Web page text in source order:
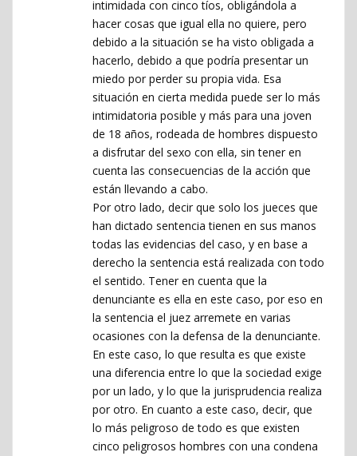
intimidada con cinco tíos, obligándola a
hacer cosas que igual ella no quiere, pero
debido a la situación se ha visto obligada a
hacerlo, debido a que podría presentar un
miedo por perder su propia vida. Esa
situación en cierta medida puede ser lo más
intimidatoria posible y más para una joven
de 18 años, rodeada de hombres dispuesto
a disfrutar del sexo con ella, sin tener en
cuenta las consecuencias de la acción que
están llevando a cabo.
Por otro lado, decir que solo los jueces que
han dictado sentencia tienen en sus manos
todas las evidencias del caso, y en base a
derecho la sentencia está realizada con todo
el sentido. Tener en cuenta que la
denunciante es ella en este caso, por eso en
la sentencia el juez arremete en varias
ocasiones con la defensa de la denunciante.
En este caso, lo que resulta es que existe
una diferencia entre lo que la sociedad exige
por un lado, y lo que la jurisprudencia realiza
por otro. En cuanto a este caso, decir, que
lo más peligroso de todo es que existen
cinco peligrosos hombres con una condena